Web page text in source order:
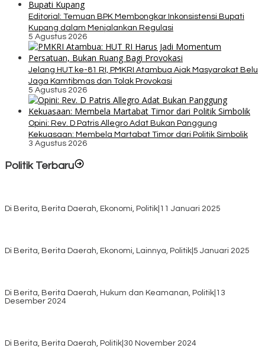
Editorial: Temuan BPK Membongkar Inkonsistensi Bupati
Kupang dalam Menjalankan Regulasi
5 Agustus 2026
Jelang HUT ke-81 RI, PMKRI Atambua Ajak Masyarakat Belu
Jaga Kamtibmas dan Tolak Provokasi
5 Agustus 2026
Opini: Rev. D Patris Allegro Adat Bukan Panggung
Kekuasaan: Membela Martabat Timor dari Politik Simbolik
3 Agustus 2026
Politik Terbaru
Di Berita, Berita Daerah, Ekonomi, Politik 11 Januari 2025
Di Berita, Berita Daerah, Ekonomi, Lainnya, Politik 5 Januari 2025
Di Berita, Berita Daerah, Hukum dan Keamanan, Politik 13
Desember 2024
Di Berita, Berita Daerah, Politik 30 November 2024